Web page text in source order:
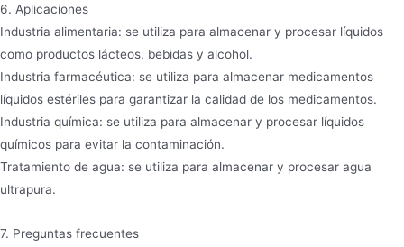
6. Aplicaciones
Industria alimentaria: se utiliza para almacenar y procesar líquidos
como productos lácteos, bebidas y alcohol.
Industria farmacéutica: se utiliza para almacenar medicamentos
líquidos estériles para garantizar la calidad de los medicamentos.
Industria química: se utiliza para almacenar y procesar líquidos
químicos para evitar la contaminación.
Tratamiento de agua: se utiliza para almacenar y procesar agua
ultrapura.
7. Preguntas frecuentes